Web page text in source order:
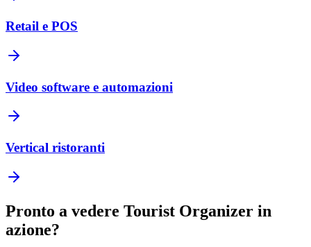
Retail e POS
Video software e automazioni
Vertical ristoranti
Pronto a vedere Tourist Organizer in
azione?